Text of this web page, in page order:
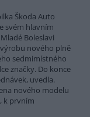
Škoda Auto
svém hlavním
Boleslavi
nového plně
sedmimístného
značky. Do konce
uvedla.
nového modelu
k prvním